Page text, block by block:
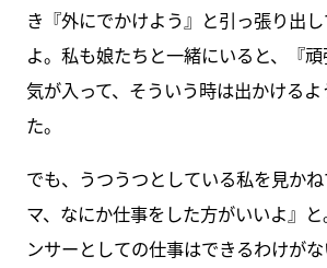
き『外にでかけよう』と引っ張り出
よ。私も娘たちと一緒にいると、『
気が入って、そういう時は出かける
た。
でも、うつうつとしている私を見か
マ、なにか仕事をした方がいいよ』
ンサーとしての仕事はできるわけが